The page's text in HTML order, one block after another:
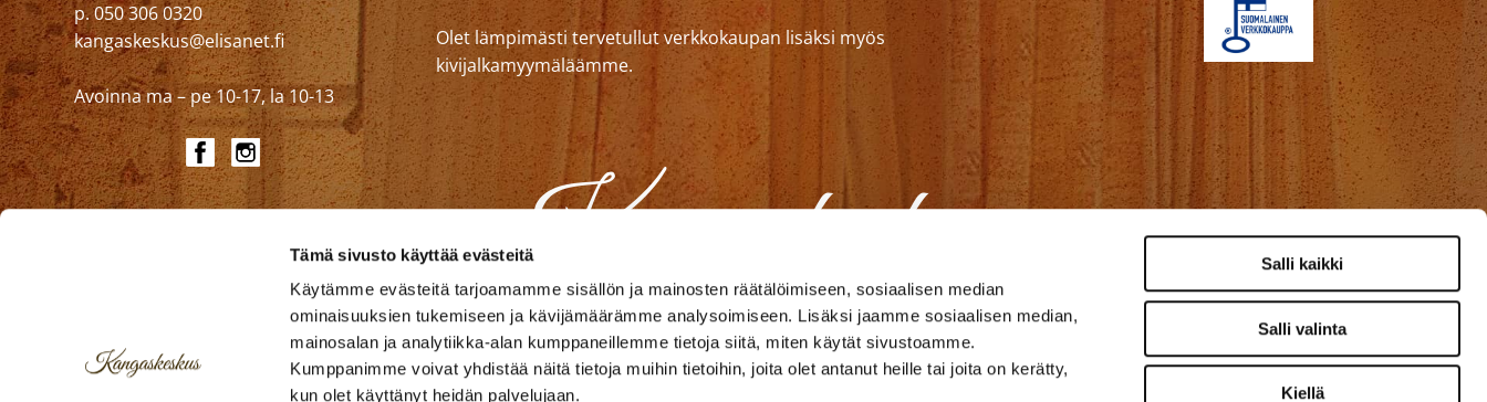
Tämä sivusto käyttää evästeitä
Käytämme evästeitä tarjoamamme sisällön ja mainosten räätälöimiseen, sosiaalisen median
ominaisuuksien tukemiseen ja kävijämäärämme analysoimiseen. Lisäksi jaamme sosiaalisen median,
mainosalan ja analytiikka-alan kumppaneillemme tietoja siitä, miten käytät sivustoamme.
Kumppanimme voivat yhdistää näitä tietoja muihin tietoihin, joita olet antanut heille tai joita on kerätty,
kun olet käyttänyt heidän palvelujaan.
Salli kaikki
Salli valinta
Kiellä
p. 050 306 0320
kangaskeskus@elisanet.fi
Avoinna ma – pe 10-17, la 10-13
Olet lämpimästi tervetullut verkkokaupan lisäksi myös
kivijalkamyymäläämme.